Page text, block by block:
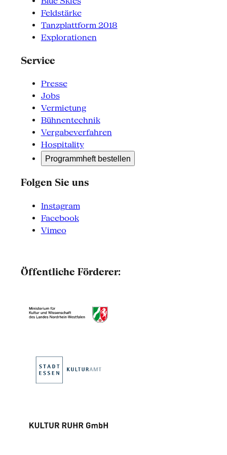
Feldstärke
Tanzplattform 2018
Explorationen
Service
Presse
Jobs
Vermietung
Bühnentechnik
Vergabeverfahren
Hospitality
Programmheft bestellen
Folgen Sie uns
Instagram
Facebook
Vimeo
Öffentliche Förderer: